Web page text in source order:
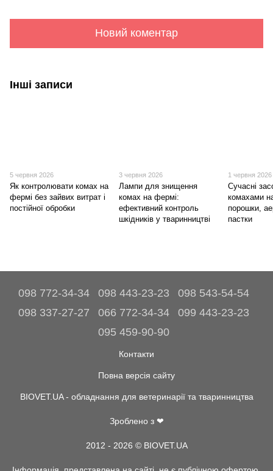
Новий коментар
Інші записи
5 червня 2026
Як контролювати комах на
фермі без зайвих витрат і
постійної обробки
3 червня 2026
Лампи для знищення
комах на фермі:
ефективний контроль
шкідників у тваринництві
1 червня 2026
Сучасні
комахами
порошки,
пастки
098 772-34-34 098 443-23-23
098 543-54-54
098 337-27-27
066 772-34-34
099 443-23-23
095 459-90-90
Контакти
Повна версія сайту
BIOVET.UA - обладнання для ветеринарії та тваринництва
Зроблено з ❤
2012 - 2026 © BIOVET.UA